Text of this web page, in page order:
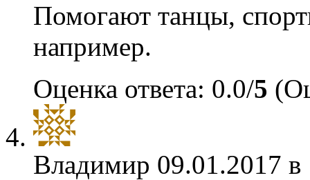
Помогают танцы,
например.
Оценка ответа: 0.0/5
Владимир 09.01.2017